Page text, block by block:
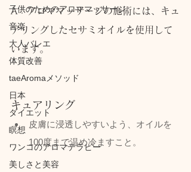
子供のためのアロママッサージ
音楽
大人バレエ
体質改善
taeAromaメソッド
日本
ダイエット
瞑想
ワンコのアロマテラピー
美しさと美容
A：アロママッサージの施術には、キュ
アリングしたセサミオイルを使用して
います。
キュアリング
皮膚に浸透しやすいよう、オイルを
100度まで温め冷ますこと。